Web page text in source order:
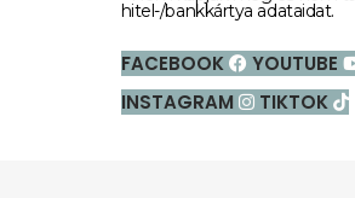
hitel-/bankkártya adataidat.
FACEBOOK
YOUTUBE
INSTAGRAM
TIKTOK